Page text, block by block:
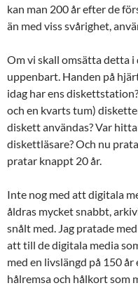
kan man 200 år efter de
än med viss svårighet,
Om vi skall omsätta detta
uppenbart. Handen på
idag har ens
och en kvarts tum)
diskett användas? Var
diskettläsare? Och nu
pratar knappt 20 år.
Inte nog med att digitala
åldras mycket snabbt,
snålt med. Jag pratade
att till de digitala media
med en livslängd på 150
hålremsa och hålkort som